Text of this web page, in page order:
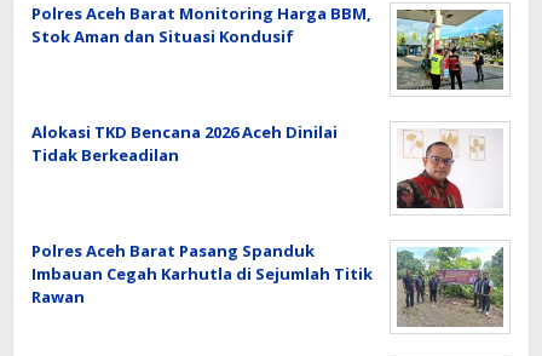
Polres Aceh Barat Monitoring Harga BBM,
Stok Aman dan Situasi Kondusif
Alokasi TKD Bencana 2026 Aceh Dinilai
Tidak Berkeadilan
Polres Aceh Barat Pasang Spanduk
Imbauan Cegah Karhutla di Sejumlah Titik
Rawan